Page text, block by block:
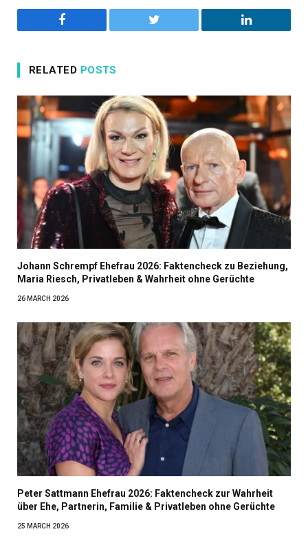
Facebook Twitter LinkedIn
RELATED POSTS
Johann Schrempf Ehefrau 2026: Faktencheck zu Beziehung,
Maria Riesch, Privatleben & Wahrheit ohne Gerüchte
26 MARCH 2026
Peter Sattmann Ehefrau 2026: Faktencheck zur Wahrheit
über Ehe, Partnerin, Familie & Privatleben ohne Gerüchte
25 MARCH 2026